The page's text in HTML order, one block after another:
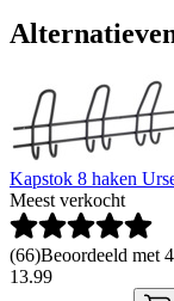
Kapstok 8 haken
Meest verkocht
(66)Beoordeeld met
13.99